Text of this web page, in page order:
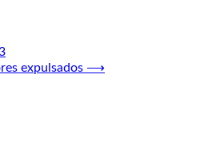
expulsados ⟶